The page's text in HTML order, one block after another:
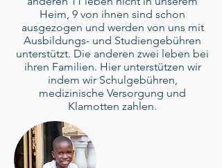
Heim, 9 von ihnen sind schon
ausgezogen und werden von uns mit
Ausbildungs- und Studiengebühren
unterstützt. Die anderen zwei leben bei
ihren Familien. Hier unterstützen wir
indem wir Schulgebühren,
medizinische Versorgung und
Klamotten zahlen.